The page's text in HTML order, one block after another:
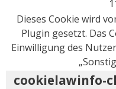
Dieses Cookie wird
Plugin gesetzt. Das
Einwilligung des
cookielawinfo-